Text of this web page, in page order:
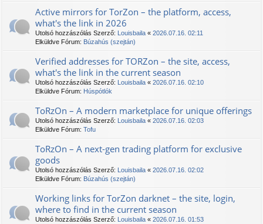
Active mirrors for TorZon – the platform, access,
what's the link in 2026
Utolsó hozzászólás Szerző: Louisbaila « 2026.07.16. 02:11
Elküldve Fórum: Búzahús (szejtán)
Verified addresses for TORZon – the site, access,
what's the link in the current season
Utolsó hozzászólás Szerző: Louisbaila « 2026.07.16. 02:10
Elküldve Fórum: Húspótlók
TоRzOn – A modern marketplace for unique offerings
Utolsó hozzászólás Szerző: Louisbaila « 2026.07.16. 02:03
Elküldve Fórum: Tofu
TоRzOn – A next-gen trading platform for exclusive
goods
Utolsó hozzászólás Szerző: Louisbaila « 2026.07.16. 02:02
Elküldve Fórum: Búzahús (szejtán)
Working links for TorZon darknet – the site, login,
where to find in the current season
Utolsó hozzászólás Szerző: Louisbaila « 2026.07.16. 01:53